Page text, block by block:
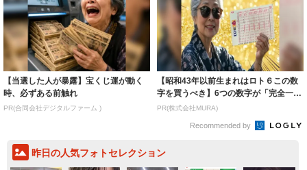
【当選した人が暴露】宝くじ運が動く
時、必ずある前触れ
PR(合同会社デジタルファーム )
【昭和43年以前生まれはロト６この数
字を買うべき】6つの数字が「完全一
致」する方...
PR(株式会社MURA)
Recommended by
昨日の人気フォトセレクション